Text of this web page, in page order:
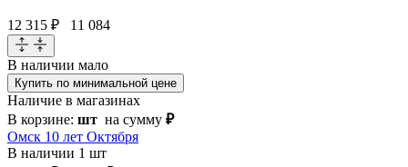
12 315 ₽ 11 084
В наличии мало
Купить по минимальной цене
Наличие в магазинах
В корзине: шт на сумму ₽
Омск 10 лет Октября
В наличии 1 шт